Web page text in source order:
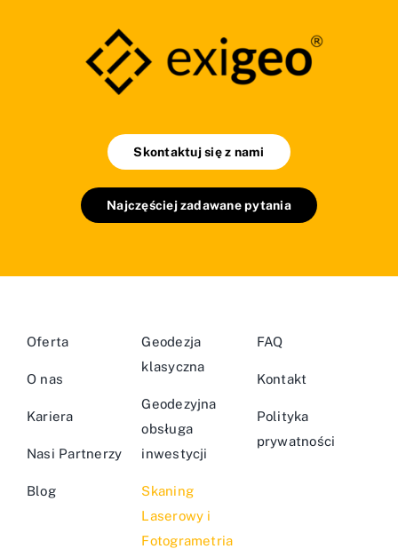
Skontaktuj się z nami
Najczęściej zadawane pytania
Oferta
O nas
Kariera
Nasi Partnerzy
Blog
Geodezja
klasyczna
Geodezyjna
obsługa
inwestycji
Skaning
Laserowy i
Fotogrametria
FAQ
Kontakt
Polityka
prywatności